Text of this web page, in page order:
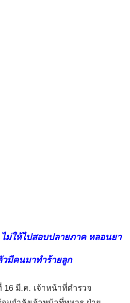
ม่ให้ไปสอบปลายภาค หลอนยา
มีคนมาทำร้ายลูก
16 มี.ค. เจ้าหน้าที่ตำรวจ